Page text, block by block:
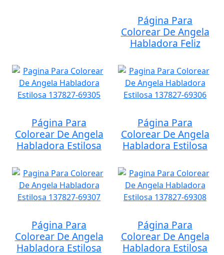
Página Para
Colorear De Angela
Habladora Feliz
Página Para
Colorear De Angela
Habladora Estilosa
Página Para
Colorear De Angela
Habladora Estilosa
Página Para
Colorear De Angela
Habladora Estilosa
Página Para
Colorear De Angela
Habladora Estilosa